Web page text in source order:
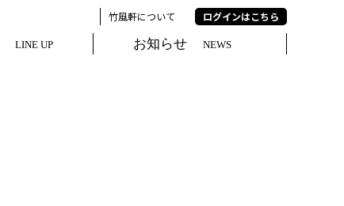
竹風軒について ログインはこちら
LINE UP お知らせ NEWS